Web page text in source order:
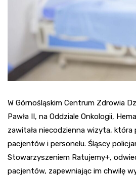
W Górnośląskim Centrum Zdrowia
Pawła II, na Oddziale Onkologii,
zawitała niecodzienna wizyta, która
pacjentów i personelu. Śląscy
Stowarzyszeniem Ratujemy+,
pacjentów, zapewniając im chwilę